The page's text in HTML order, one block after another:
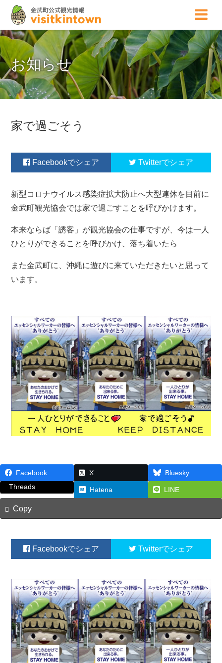
お知らせ
家で過ごそう
Facebook Twitter
新型コロナウイルス感染症拡大防止へ大型連休を目前に
金武町観光協会では家で過ごすことを呼びかけます。
本来ならば「誘客」が観光協会の仕事ですが、今は一人
ひとりができることを呼びかけ、落ち着いたら
また金武町に、沖縄に遊びに来ていただきたいと思って
います。
Facebook X
Bluesky
Threads
Hatena LINE
Copy
Facebook Twitter